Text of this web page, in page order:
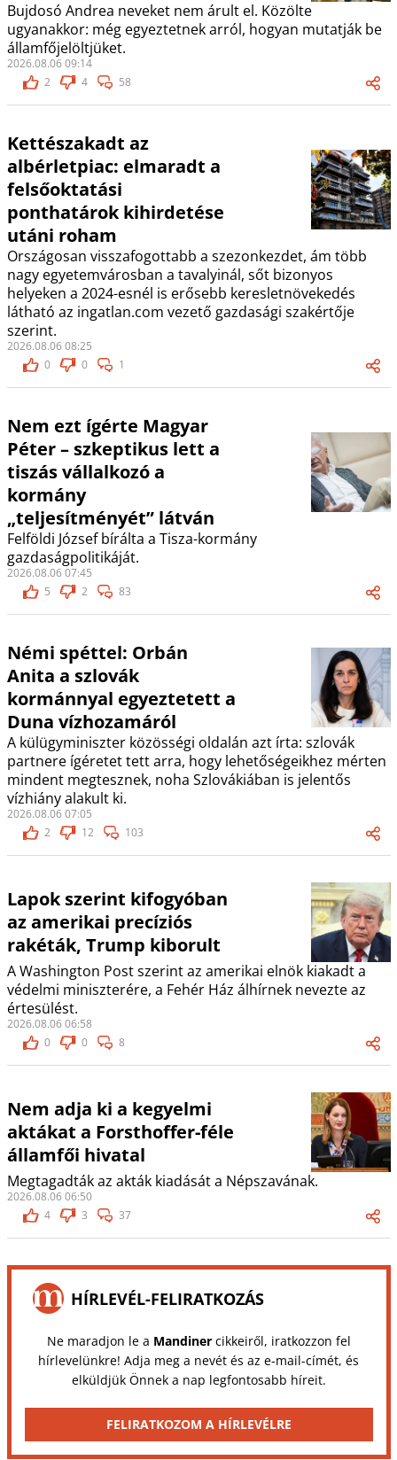
Bujdosó Andrea neveket nem árult el. Közölte
ugyanakkor: még egyeztetnek arról, hogyan mutatják be
államfőjelöltjüket.
2026.08.06 09:14
2
4 58
Kettészakadt az
albérletpiac: elmaradt a
felsőoktatási
ponthatárok kihirdetése
utáni roham
Országosan visszafogottabb a szezonkezdet, ám több
nagy egyetemvárosban a tavalyinál, sőt bizonyos
helyeken a 2024-esnél is erősebb keresletnövekedés
látható az ingatlan.com vezető gazdasági szakértője
szerint.
2026.08.06 08:25
0
0 1
Nem ezt ígérte Magyar
Péter – szkeptikus lett a
tiszás vállalkozó a
kormány
„teljesítményét” látván
Felföldi József bírálta a Tisza-kormány
gazdaságpolitikáját.
2026.08.06 07:45
5
2 83
Némi spéttel: Orbán
Anita a szlovák
kormánnyal egyeztetett a
Duna vízhozamáról
A külügyminiszter közösségi oldalán azt írta: szlovák
partnere ígéretet tett arra, hogy lehetőségeikhez mérten
mindent megtesznek, noha Szlovákiában is jelentős
vízhiány alakult ki.
2026.08.06 07:05
2
12 103
Lapok szerint kifogyóban
az amerikai precíziós
rakéták, Trump kiborult
A Washington Post szerint az amerikai elnök kiakadt a
védelmi miniszterére, a Fehér Ház álhírnek nevezte az
értesülést.
2026.08.06 06:58
0
0 8
Nem adja ki a kegyelmi
aktákat a Forsthoffer-féle
államfői hivatal
Megtagadták az akták kiadását a Népszavának.
2026.08.06 06:50
4
3 37
HÍRLEVÉL-FELIRATKOZÁS
Ne maradjon le a Mandinercikkeiről, iratkozzon fel
hírlevelünkre! Adja meg a nevét és az e-mail-címét, és
elküldjük Önnek a nap legfontosabb híreit.
FELIRATKOZOM A HÍRLEVÉLRE